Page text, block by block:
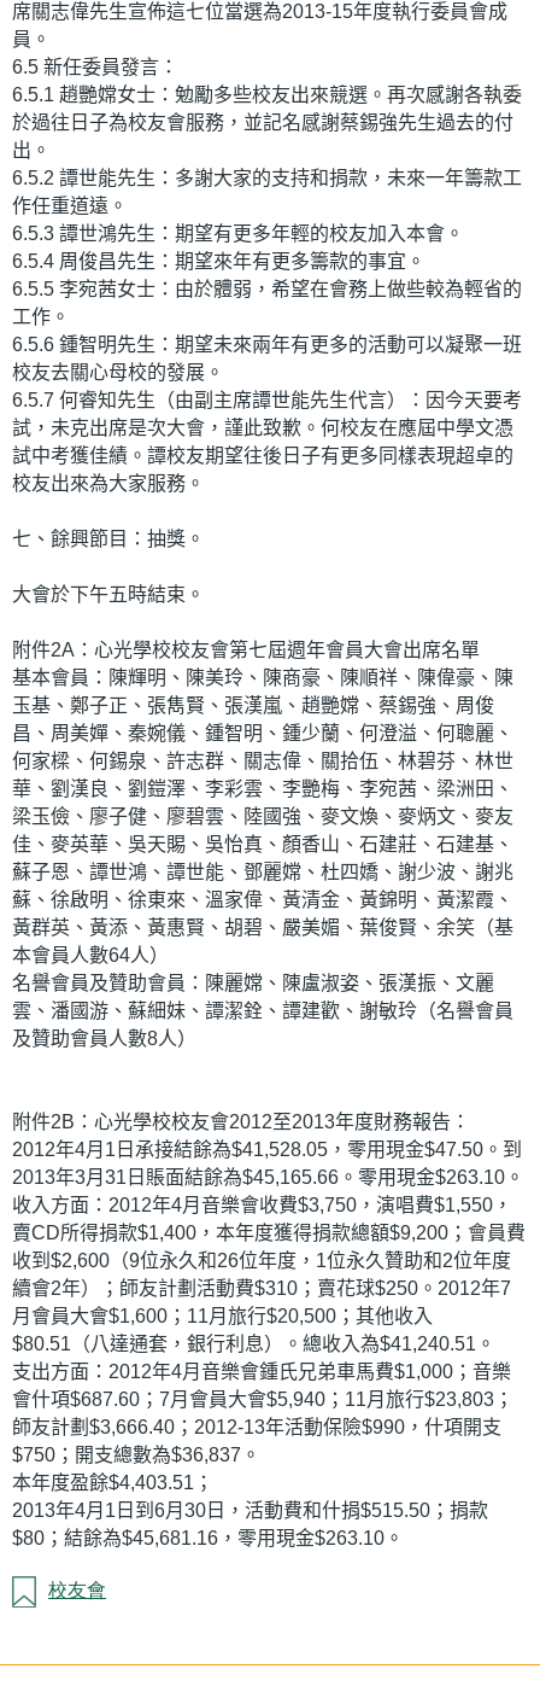
席關志偉先生宣佈這七位當選為2013-15年度執行委員會成
員。
6.5 新任委員發言：
6.5.1 趙艷嫦女士：勉勵多些校友出來競選。再次感謝各執委
於過往日子為校友會服務，並記名感謝蔡錫強先生過去的付
出。
6.5.2 譚世能先生：多謝大家的支持和捐款，未來一年籌款工
作任重道遠。
6.5.3 譚世鴻先生：期望有更多年輕的校友加入本會。
6.5.4 周俊昌先生：期望來年有更多籌款的事宜。
6.5.5 李宛茜女士：由於體弱，希望在會務上做些較為輕省的
工作。
6.5.6 鍾智明先生：期望未來兩年有更多的活動可以凝聚一班
校友去關心母校的發展。
6.5.7 何睿知先生（由副主席譚世能先生代言）：因今天要考
試，未克出席是次大會，謹此致歉。何校友在應屆中學文憑
試中考獲佳績。譚校友期望往後日子有更多同樣表現超卓的
校友出來為大家服務。
七、餘興節目：抽獎。
大會於下午五時結束。
附件2A：心光學校校友會第七屆週年會員大會出席名單
基本會員：陳輝明、陳美玲、陳商豪、陳順祥、陳偉豪、陳
玉基、鄭子正、張雋賢、張漢嵐、趙艷嫦、蔡錫強、周俊
昌、周美嬋、秦婉儀、鍾智明、鍾少蘭、何澄溢、何聰麗、
何家樑、何錫泉、許志群、關志偉、關拾伍、林碧芬、林世
華、劉漢良、劉鎧澤、李彩雲、李艷梅、李宛茜、梁洲田、
梁玉儉、廖子健、廖碧雲、陸國強、麥文煥、麥炳文、麥友
佳、麥英華、吳天賜、吳怡真、顏香山、石建莊、石建基、
蘇子恩、譚世鴻、譚世能、鄧麗嫦、杜四嬌、謝少波、謝兆
蘇、徐啟明、徐東來、溫家偉、黃清金、黃錦明、黃潔霞、
黃群英、黃添、黃惠賢、胡碧、嚴美媚、葉俊賢、余笑（基
本會員人數64人）
名譽會員及贊助會員：陳麗嫦、陳盧淑姿、張漢振、文麗
雲、潘國游、蘇細妹、譚潔銓、譚建歡、謝敏玲（名譽會員
及贊助會員人數8人）
附件2B：心光學校校友會2012至2013年度財務報告：
2012年4月1日承接結餘為$41,528.05，零用現金$47.50。到
2013年3月31日賬面結餘為$45,165.66。零用現金$263.10。
收入方面：2012年4月音樂會收費$3,750，演唱費$1,550，
賣CD所得捐款$1,400，本年度獲得捐款總額$9,200；會員費
收到$2,600（9位永久和26位年度，1位永久贊助和2位年度
續會2年）；師友計劃活動費$310；賣花球$250。2012年7
月會員大會$1,600；11月旅行$20,500；其他收入
$80.51（八達通套，銀行利息）。總收入為$41,240.51。
支出方面：2012年4月音樂會鍾氏兄弟車馬費$1,000；音樂
會什項$687.60；7月會員大會$5,940；11月旅行$23,803；
師友計劃$3,666.40；2012-13年活動保險$990，什項開支
$750；開支總數為$36,837。
本年度盈餘$4,403.51；
2013年4月1日到6月30日，活動費和什捐$515.50；捐款
$80；結餘為$45,681.16，零用現金$263.10。
校友會